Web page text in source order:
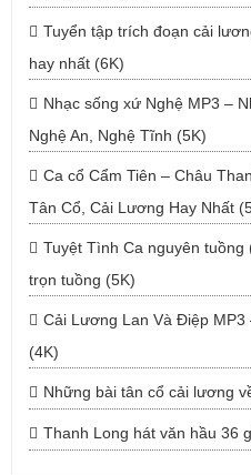
Tuyển tập trích đoạn cải
hay nhất (6K)
Nhạc sống xứ Nghệ MP3 –
Nghệ An, Nghệ Tĩnh (5K)
Ca cổ Cẩm Tiên – Châu
Tân Cổ, Cải Lương Hay Nhất
Tuyệt Tình Ca nguyên
trọn tuồng (5K)
Cải Lương Lan Và Điệp MP3
(4K)
Những bài tân cổ cải lương
Thanh Long hát văn hầu 36